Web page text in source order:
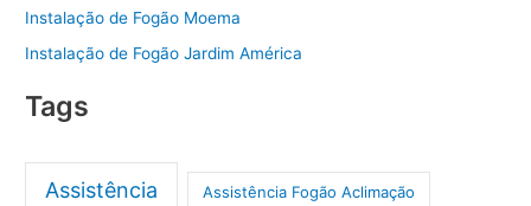
Instalação de Fogão Moema
Instalação de Fogão Jardim América
Tags
Assistência Assistência Fogão Aclimação